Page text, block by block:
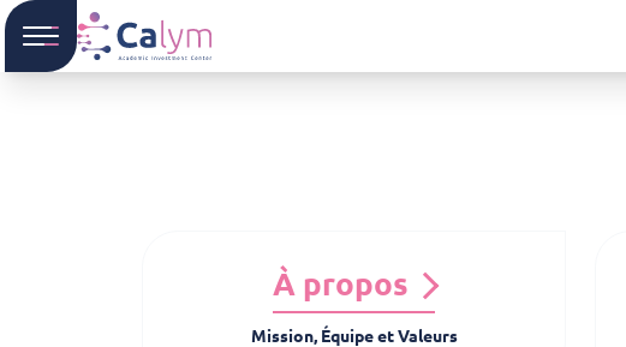
À propos
Mission, Équipe et Valeurs